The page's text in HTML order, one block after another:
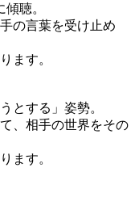
聴。
の言葉を受け止め
ます。
とする」姿勢。
、相手の世界をその
ます。